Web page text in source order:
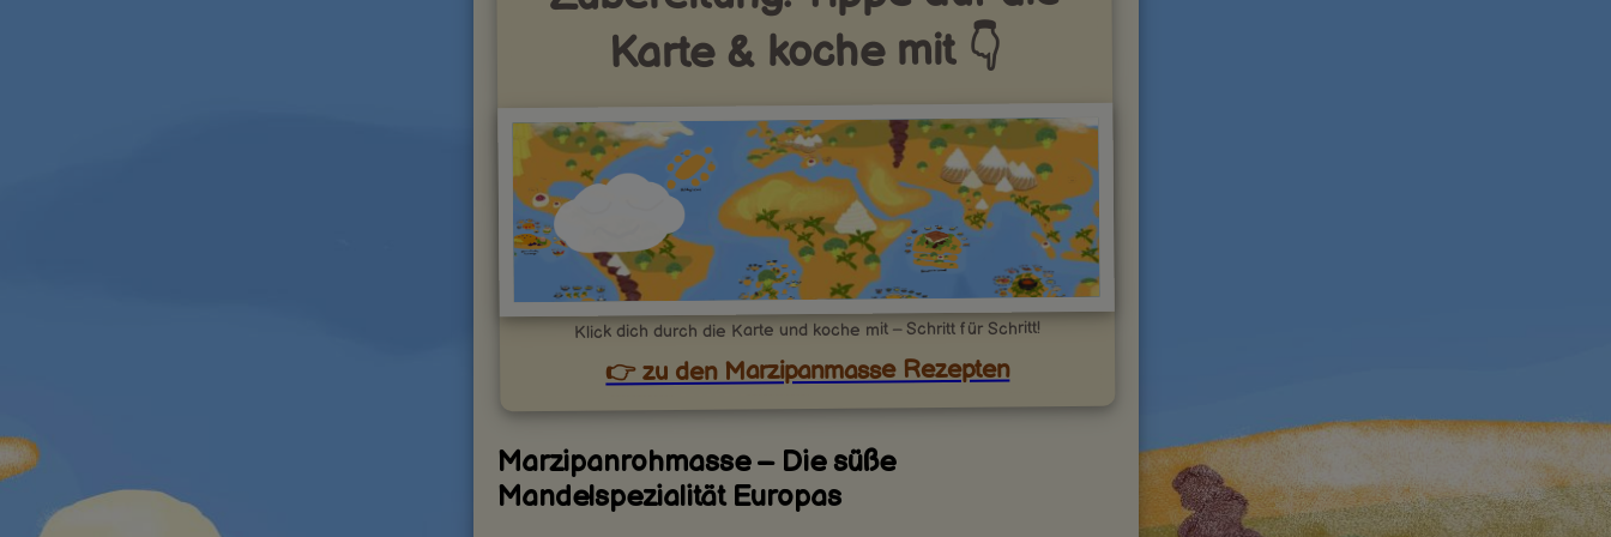
Karte & koche mit 👇
Klick dich durch die Karte und koche mit – Schritt für Schritt!
👉 zu den Marzipanmasse Rezepten
Marzipanrohmasse – Die süße
Mandelspezialität Europas